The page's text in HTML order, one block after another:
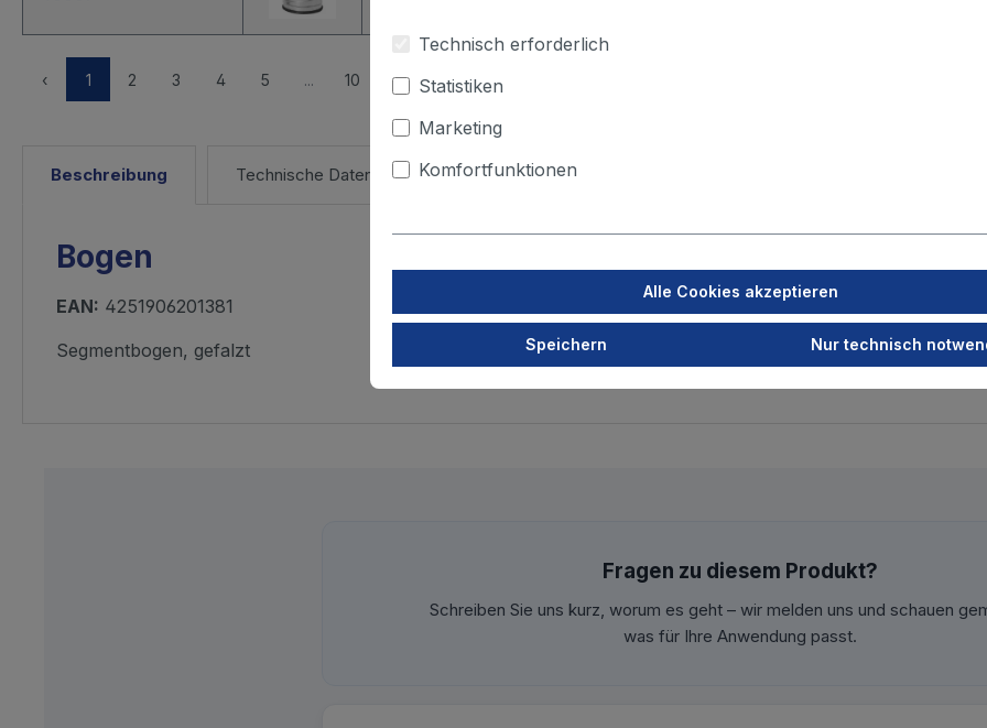
‹ 1 2 3 4 5 ... 10 › Alle in den Warenkorb
Beschreibung Technische Daten
Bogen
EAN: 4251906201381
Segmentbogen, gefalzt
Fragen zu diesem Produkt?
Schreiben Sie uns kurz, worum es geht – wir melden uns und schauen
was für Ihre Anwendung passt.
Technisch erforderlich
Statistiken
Marketing
Komfortfunktionen
Alle Cookies akzeptieren
Speichern Nur technisch